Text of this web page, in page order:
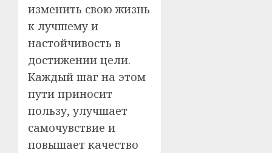
изменить свою жизнь
к лучшему и
настойчивость в
достижении цели.
Каждый шаг на этом
пути приносит
пользу, улучшает
самочувствие и
повышает качество